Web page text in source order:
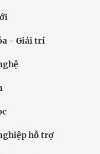
- Giải trí
hỗ trợ